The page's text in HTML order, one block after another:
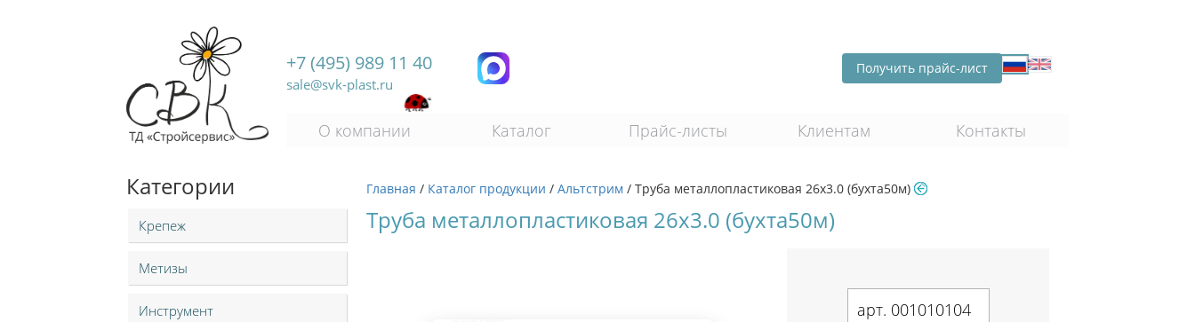
+7 (495) 989 11 40
sale@svk-plast.ru
Получить прайс-лист
О компании Каталог Прайс-листы Клиентам Контакты
Главная / Каталог продукции / Альтстрим / Труба металлопластиковая 26х3.0 (бухта50м)
Категории
Крепеж
Метизы
Инструмент
Труба металлопластиковая 26х3.0 (бухта50м)
арт. 001010104